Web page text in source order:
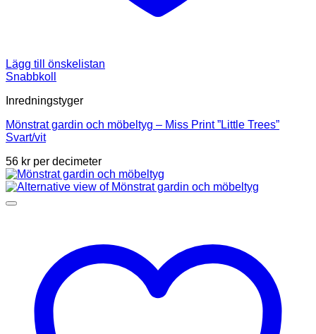
Lägg till önskelistan
Snabbkoll
Inredningstyger
Mönstrat gardin och möbeltyg – Miss Print ”Little Trees”
Svart/vit
56 kr per decimeter